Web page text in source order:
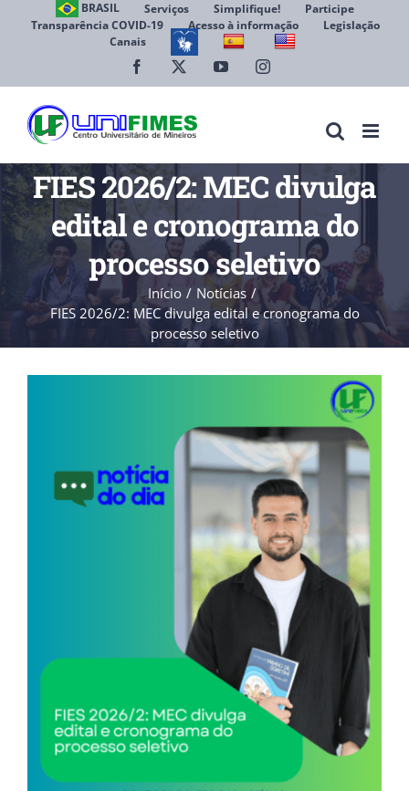
BRASIL Serviços Simplifique!
Participe
Transparência COVID-19
Acesso à informação
Legislação
Canais
Facebook YouTubeInstagram
FIES 2026/2: MEC divulga
edital e cronograma do
processo seletivo
Início
Notícias
FIES 2026/2: MEC divulga edital e cronograma do
processo seletivo